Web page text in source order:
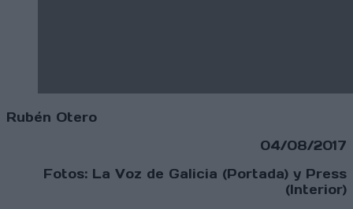
Rubén Otero
04/08/2017
Fotos: La Voz de Galicia (Portada) y Press
(Interior)